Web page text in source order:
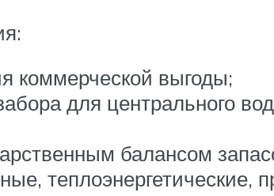
коммерческой выгоды;
для центрального
балансом